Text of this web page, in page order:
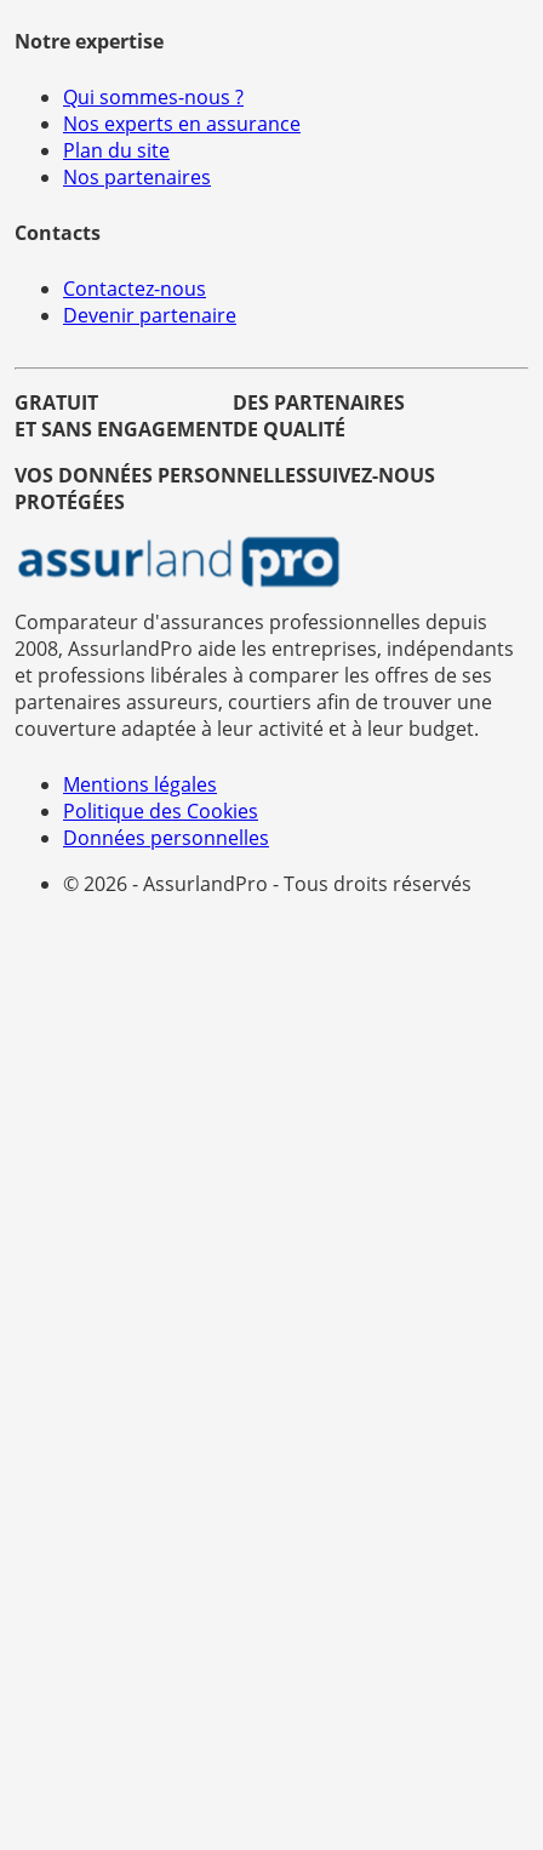
Notre expertise
Qui sommes-nous ?
Nos experts en assurance
Plan du site
Nos partenaires
Contacts
Contactez-nous
Devenir partenaire
GRATUIT
ET SANS ENGAGEMENT
DES PARTENAIRES
DE QUALITÉ
VOS DONNÉES PERSONNELLES
PROTÉGÉES
SUIVEZ-NOUS
Comparateur d'assurances professionnelles depuis
2008, AssurlandPro aide les entreprises, indépendants
et professions libérales à comparer les offres de ses
partenaires assureurs, courtiers afin de trouver une
couverture adaptée à leur activité et à leur budget.
Mentions légales
Politique des Cookies
Données personnelles
© 2026 - AssurlandPro - Tous droits réservés